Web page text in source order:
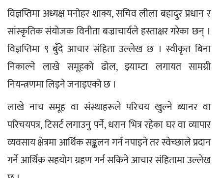
विज्ञप्तिमा अध्यक्ष मनोहर शाक्य, सचिव लीला बहादुर प्रधान र
सांस्कृतिक संयोजक विनीता बज्राचार्यले हस्ताक्षर गरेका छन् ।
विज्ञप्तिमा ९ बुँदे आचार संहिता उल्लेख छ । स्वीकृत बिना
निकाल्ने लाखे समूहको ढोल, झ्याम्टा लगायत सामग्री
नियन्त्रणमा लिइने जनाइएको छ ।
लाखे नाच समूह वा संस्थाहरूले परिचय खुल्ने ब्यानर वा
परिचयपत्र, टिसर्ट लगाउनु पर्ने, धरान भित्र रहेका घर वा व्यापार
व्यवसाय क्षेत्रमा आर्थिक सङ्कलन गर्न नपाइने तर स्वेच्छाले प्रदान
गर्ने आर्थिक सहयोग ग्रहण गर्न सकिने आचार संहितामा उल्लेख